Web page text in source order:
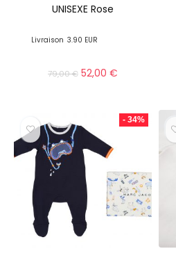
UNISEXE Rose
Livraison 3.90 EUR
79,00€ 52,00 €
- 34%